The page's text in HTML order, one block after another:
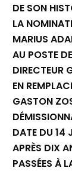
DE SON
LA
MARIUS
AU POSTE DE
DIRECTEUR
EN
GASTON
DATE DU 14
APRÈS DIX
PASSÉES À